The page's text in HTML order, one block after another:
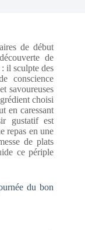
de début
de
il sculpte des
conscience
savoureuses
choisi
en caressant
gustatif est
repas en une
de plats
ce périple
du bon